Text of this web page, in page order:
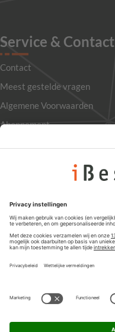
Service & Contact
Contact
Meest gestelde vragen
Algemene Voorwaarden
Abonnement
Privacyinstellingen